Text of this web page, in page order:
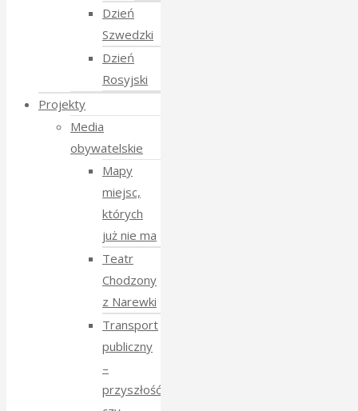
Dzień
Szwedzki
Dzień
Rosyjski
Projekty
Media
obywatelskie
Mapy
miejsc,
których
już nie ma
Teatr
Chodzony
z Narewki
Transport
publiczny
–
przyszłość